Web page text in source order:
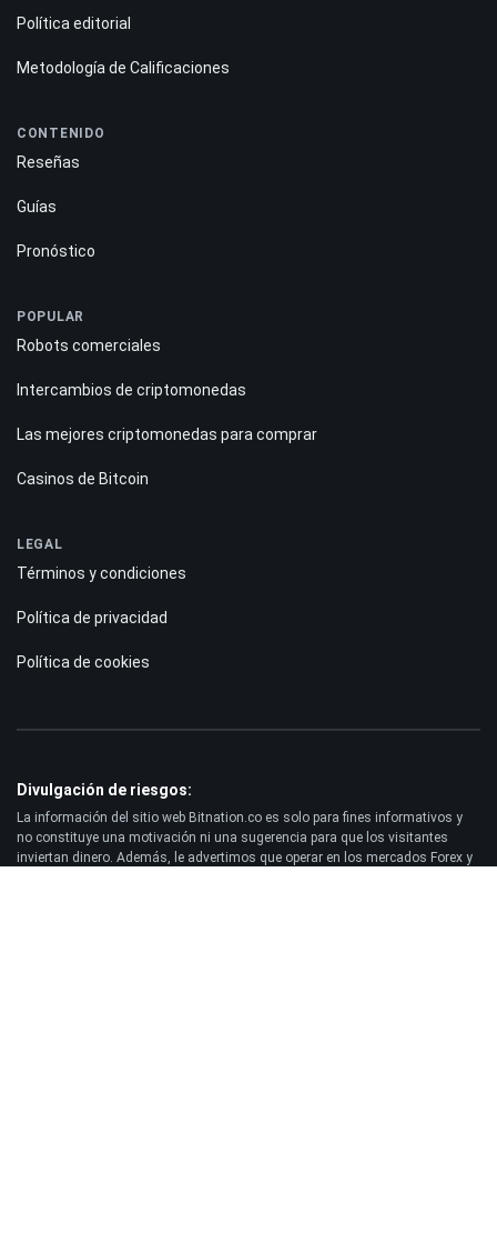
Política editorial
Metodología de Calificaciones
CONTENIDO
Reseñas
Guías
Pronóstico
POPULAR
Robots comerciales
Intercambios de criptomonedas
Las mejores criptomonedas para comprar
Casinos de Bitcoin
LEGAL
Términos y condiciones
Política de privacidad
Política de cookies
Divulgación de riesgos:
La información del sitio web Bitnation.co es solo para fines informativos y
no constituye una motivación ni una sugerencia para que los visitantes
inviertan dinero. Además, le advertimos que operar en los mercados Forex y